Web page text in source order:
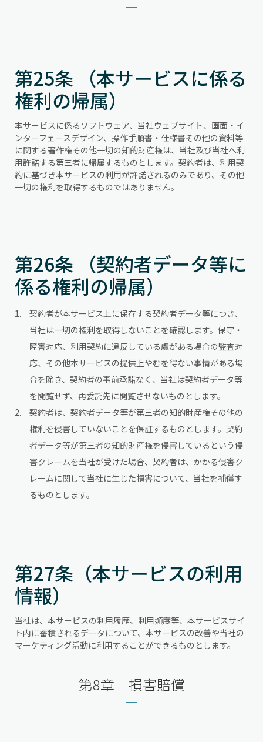
第25条 （本サービスに係る
権利の帰属）
本サービスに係るソフトウェア、当社ウェブサイト、画面・イ
ンターフェースデザイン、操作手順書・仕様書その他の資料等
に関する著作権その他一切の知的財産権は、当社及び当社へ利
用許諾する第三者に帰属するものとします。契約者は、利用契
約に基づき本サービスの利用が許諾されるのみであり、その他
一切の権利を取得するものではありません。
第26条 （契約者データ等に
係る権利の帰属）
契約者が本サービス上に保存する契約者データ等につき、
当社は一切の権利を取得しないことを確認します。保守・
障害対応、利用契約に違反している虞がある場合の監査対
応、その他本サービスの提供上やむを得ない事情がある場
合を除き、契約者の事前承諾なく、当社は契約者データ等
を閲覧せず、再委託先に閲覧させないものとします。
契約者は、契約者データ等が第三者の知的財産権その他の
権利を侵害していないことを保証するものとします。契約
者データ等が第三者の知的財産権を侵害しているという侵
害クレームを当社が受けた場合、契約者は、かかる侵害ク
レームに関して当社に生じた損害について、当社を補償す
るものとします。
第27条（本サービスの利用
情報）
当社は、本サービスの利用履歴、利用頻度等、本サービスサイ
ト内に蓄積されるデータについて、本サービスの改善や当社の
マーケティング活動に利用することができるものとします。
第8章 損害賠償